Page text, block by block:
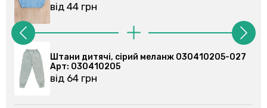
від 44 грн
Штани дитячі, сірий меланж 030410205-027
Арт: 030410205
від 64 грн